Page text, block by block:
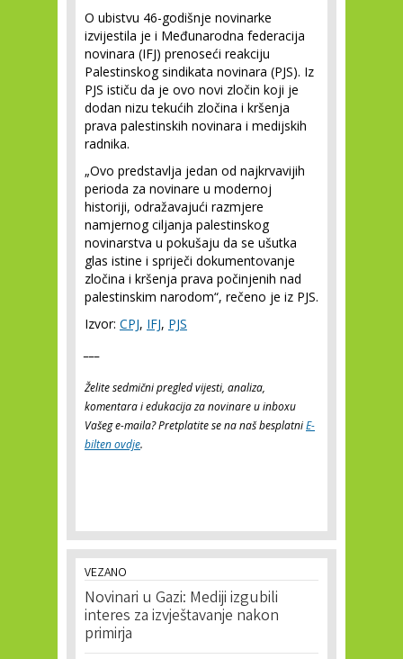
O ubistvu 46-godišnje novinarke
izvijestila je i Međunarodna federacija
novinara (IFJ) prenoseći reakciju
Palestinskog sindikata novinara (PJS). Iz
PJS ističu da je ovo novi zločin koji je
dodan nizu tekućih zločina i kršenja
prava palestinskih novinara i medijskih
radnika.
„Ovo predstavlja jedan od najkrvavijih
perioda za novinare u modernoj
historiji, odražavajući razmjere
namjernog ciljanja palestinskog
novinarstva u pokušaju da se ušutka
glas istine i spriječi dokumentovanje
zločina i kršenja prava počinjenih nad
palestinskim narodom“, rečeno je iz PJS.
Izvor: CPJ, IFJ, PJS
Želite sedmični pregled vijesti, analiza,
komentara i edukacija za novinare u inboxu
Vašeg e-maila? Pretplatite se na naš besplatniE-
bilten ovdje.
VEZANO
Novinari u Gazi: Mediji izgubili
interes za izvještavanje nakon
primirja